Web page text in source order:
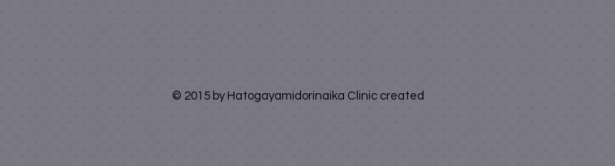
© 2015 by Hatogayamidorinaika Clinic created